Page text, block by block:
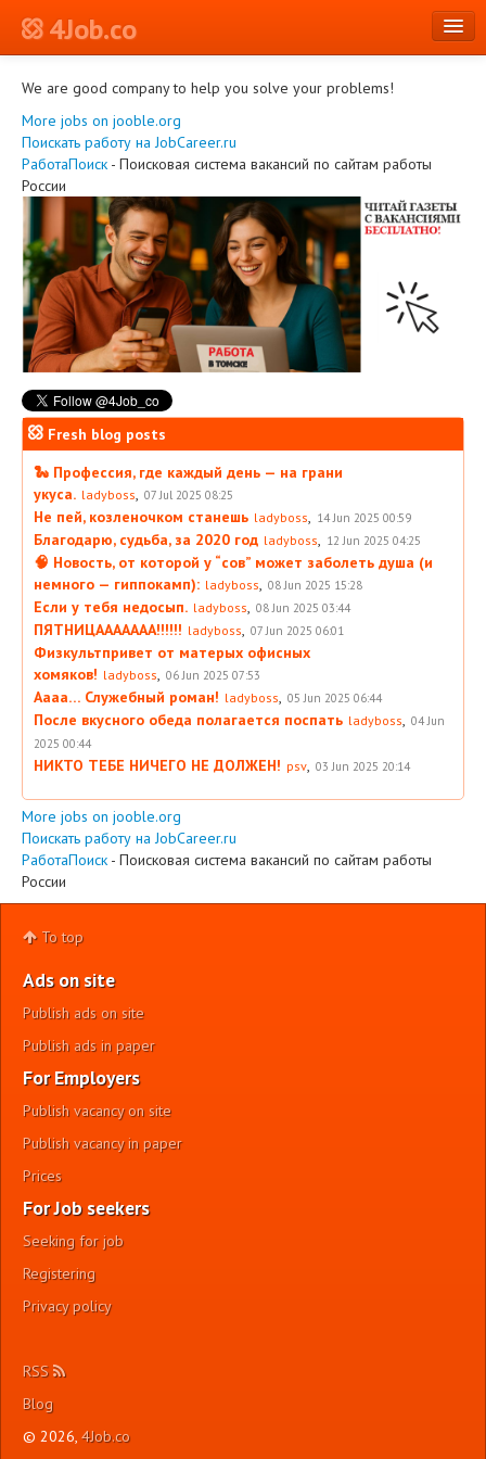
4Job.co
Log in or Register
We are good company to help you solve your problems!
More jobs on jooble.org
Поискать работу на JobCareer.ru
РаботаПоиск - Поисковая система вакансий по сайтам работы
России
Fresh blog posts
🐍 Профессия, где каждый день — на грани
укуса. ladyboss, 07 Jul 2025 08:25
Не пей, козленочком станешь ladyboss, 14 Jun 2025 00:59
Благодарю, судьба, за 2020 год ladyboss, 12 Jun 2025 04:25
🧠 Новость, от которой у “сов” может заболеть душа (и
немного — гиппокамп): ladyboss, 08 Jun 2025 15:28
Если у тебя недосып. ladyboss, 08 Jun 2025 03:44
ПЯТНИЦААААААА!!!!!! ladyboss, 07 Jun 2025 06:01
Физкультпривет от матерых офисных
хомяков! ladyboss, 06 Jun 2025 07:53
Аааа… Служебный роман! ladyboss, 05 Jun 2025 06:44
После вкусного обеда полагается поспать ladyboss, 04 Jun
2025 00:44
НИКТО ТЕБЕ НИЧЕГО НЕ ДОЛЖЕН! psv, 03 Jun 2025 20:14
More jobs on jooble.org
Поискать работу на JobCareer.ru
РаботаПоиск - Поисковая система вакансий по сайтам работы
России
To top
Ads on site
Publish ads on site
Publish ads in paper
For Employers
Publish vacancy on site
Publish vacancy in paper
Prices
For Job seekers
Seeking for job
Registering
Privacy policy
RSS
Blog
© 2026, 4Job.co